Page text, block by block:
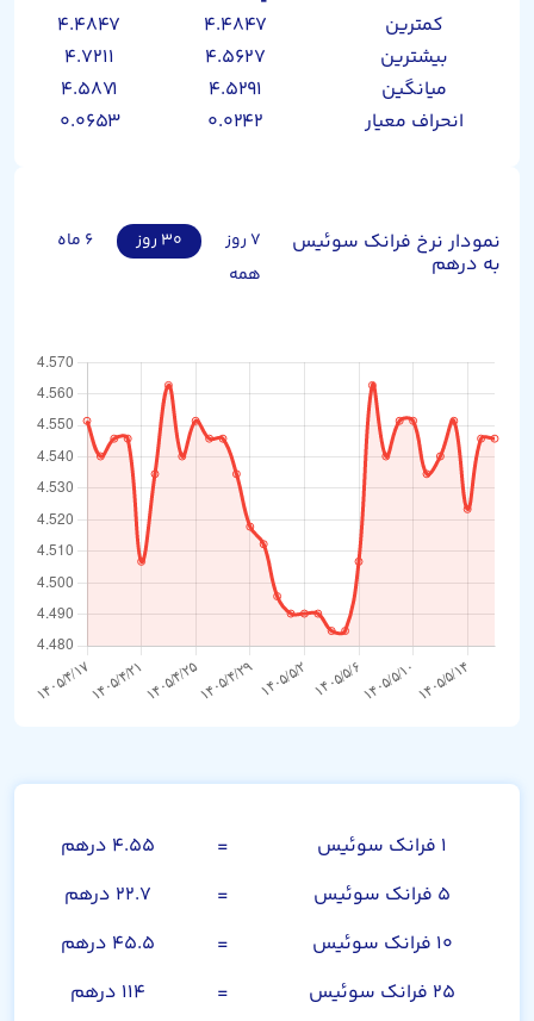
کمترین
۴.۴۸۴۷
۴.۴۸۴۷
بیشترین
۴.۵۶۲۷
۴.۷۲۱۱
میانگین
۴.۵۲۹۱
۴.۵۸۷۱
انحراف معیار
۰.۰۲۴۲ ۰.۰۶۵۳
نمودار نرخ فرانک سوئیس
به درهم
۷ روز ۳۰ روز
۶ ماه
همه
۱ فرانک سوئیس =
۴.۵۵ درهم
۵ فرانک سوئیس
=
۲۲.۷ درهم
۱۰ فرانک سوئیس
=
۴۵.۵ درهم
۲۵ فرانک سوئیس
=
۱۱۴ درهم